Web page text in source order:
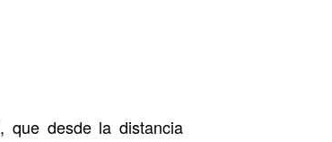
, que desde la distancia